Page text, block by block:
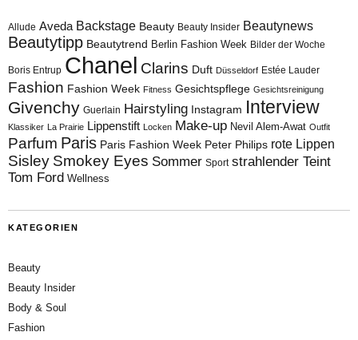
Allude Aveda Backstage Beauty Beauty Insider Beautynews
Beautytipp Beautytrend Berlin Fashion Week Bilder der Woche
Boris Entrup Chanel Clarins Duft Düsseldorf Estée Lauder
Fashion Fashion Week Fitness Gesichtspflege Gesichtsreinigung
Givenchy Guerlain Hairstyling Instagram Interview
Klassiker La Prairie Lippenstift Locken Make-up Nevil Alem-Awat Outfit
Parfum Paris Paris Fashion Week Peter Philips rote Lippen
Sisley Smokey Eyes Sommer Sport strahlender Teint
Tom Ford Wellness
KATEGORIEN
Beauty
Beauty Insider
Body & Soul
Fashion